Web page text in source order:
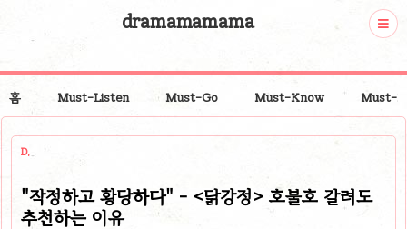
dramamamama
홈 Must-Listen Must-Go Must-Know Must-
D.
"작정하고 황당하다" - <닭강정> 호불호 갈려도
추천하는 이유